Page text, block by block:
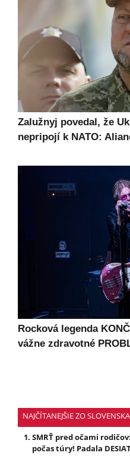
Zalužnyj povedal, že
nepripojí k NATO:
Rocková legenda
vážne zdravotné
NAJČÍTANEJŠIE ZO SLOVENSKA
SMRŤ pred očami
počas túry! Padala